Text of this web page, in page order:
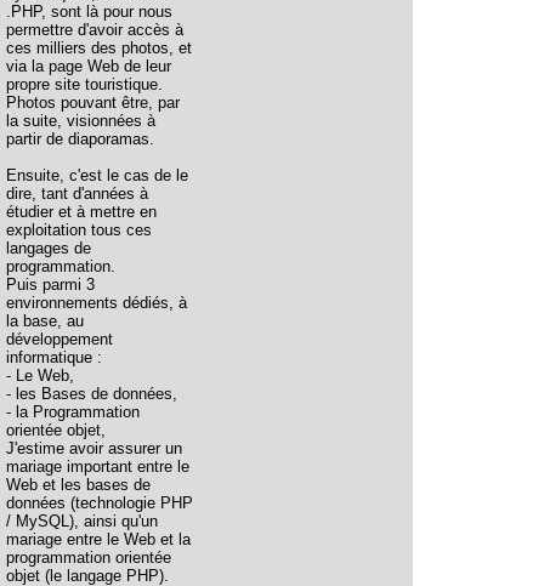
.PHP, sont là pour nous
permettre d'avoir accès à
ces milliers des photos, et
via la page Web de leur
propre site touristique.
Photos pouvant être, par
la suite, visionnées à
partir de diaporamas.
Ensuite, c'est le cas de le
dire, tant d'années à
étudier et à mettre en
exploitation tous ces
langages de
programmation.
Puis parmi 3
environnements dédiés, à
la base, au
développement
informatique :
- Le Web,
- les Bases de données,
- la Programmation
orientée objet,
J'estime avoir assurer un
mariage important entre le
Web et les bases de
données (technologie PHP
/ MySQL), ainsi qu'un
mariage entre le Web et la
programmation orientée
objet (le langage PHP).